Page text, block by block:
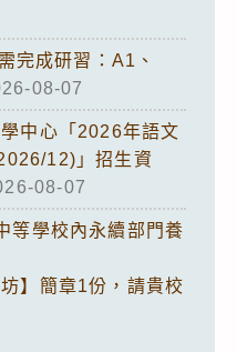
完成研習：A1、
08-07
中心「2026年語文
12)」招生資
08-07
等學校內永續部門養
】簡章1份，請貴校